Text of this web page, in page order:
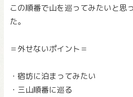
この順番で山を巡ってみたいと思
た。
＝外せないポイント＝
・宿坊に泊まってみたい
・三山順番に巡る